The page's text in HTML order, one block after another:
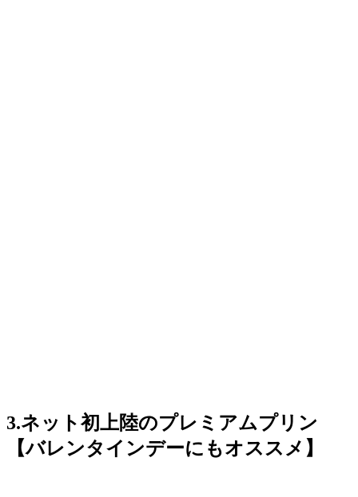
3.ネット初上陸のプレミアムプリン
【バレンタインデーにもオススメ】